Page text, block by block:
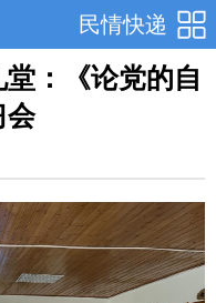
民情快递
：《论党的自
会